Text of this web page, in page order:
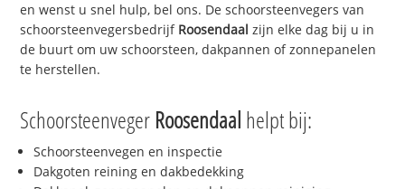
en wenst u snel hulp, bel ons. De schoorsteenvegers van
schoorsteenvegersbedrijf Roosendaal zijn elke dag bij u in
de buurt om uw schoorsteen, dakpannen of zonnepanelen
te herstellen.
Schoorsteenveger Roosendaal helpt bij:
Schoorsteenvegen en inspectie
Dakgoten reining en dakbedekking